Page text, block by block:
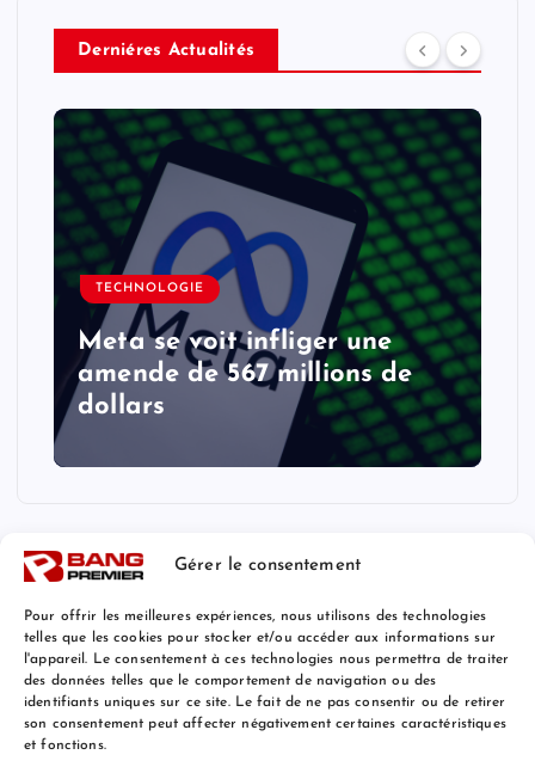
Gérer le consentement
Pour offrir les meilleures expériences, nous utilisons des technologies
telles que les cookies pour stocker et/ou accéder aux informations sur
l'appareil. Le consentement à ces technologies nous permettra de traiter
des données telles que le comportement de navigation ou des
identifiants uniques sur ce site. Le fait de ne pas consentir ou de retirer
son consentement peut affecter négativement certaines caractéristiques
et fonctions.
Derniéres Actualités
TECHNOLOGIE
Meta se voit infliger une
amende de 567 millions de
dollars
Mentions Légales